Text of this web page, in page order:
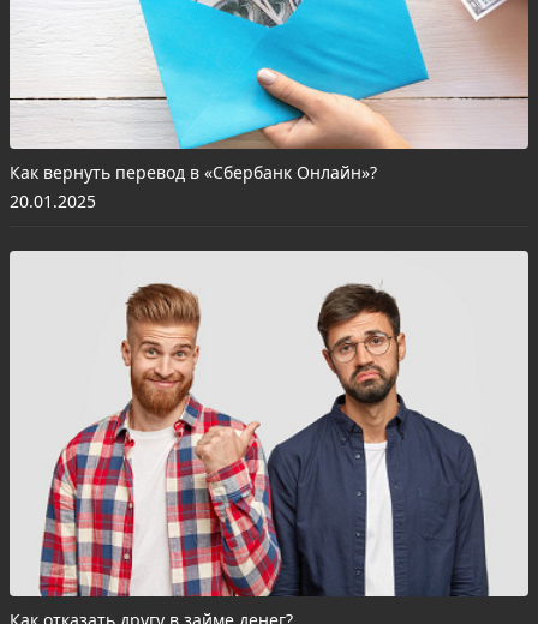
Как вернуть перевод в «Сбербанк Онлайн»?
20.01.2025
Как отказать другу в займе денег?